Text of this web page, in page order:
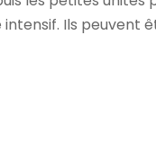
Ils peuvent